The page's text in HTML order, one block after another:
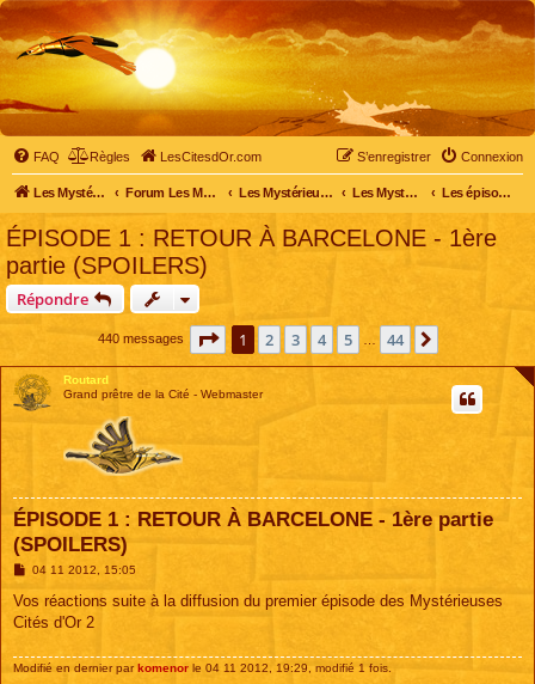
FAQ Règles LesCitesdOr.com Connexion
S’enregistrer
Les Mystérieuses Cités d'Or - LesCitesdOr.com Forum Les Mystérieuses Cités d'Or Les Mystérieuses Cités d'Or Les Mystérieuses Cités d'Or : saison 2 (2013) Les épisodes de la saison 2
ÉPISODE 1 : RETOUR À BARCELONE - 1ère
partie (SPOILERS)
Répondre
440 messages Page 1sur44
1 2 3 4 5 44
Routard
Grand prêtre de la Cité - Webmaster
ÉPISODE 1 : RETOUR À BARCELONE - 1ère partie
(SPOILERS)
M
s
a
e
04 11 2012, 15:05
Vos réactions suite à la diffusion du premier épisode des Mystérieuses
Cités d'Or 2
Modifié en dernier parkomenor le 04 11 2012, 19:29, modifié 1 fois.